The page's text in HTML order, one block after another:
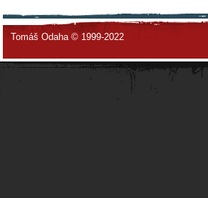
Tomáš Odaha © 1999-2022